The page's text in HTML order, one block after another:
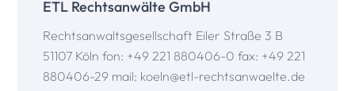
ETL Rechtsanwälte GmbH
Rechtsanwaltsgesellschaft Eiler Straße 3 B
51107 Köln fon: +49 221 880406-0 fax: +49 221
880406-29 mail: koeln@etl-rechtsanwaelte.de